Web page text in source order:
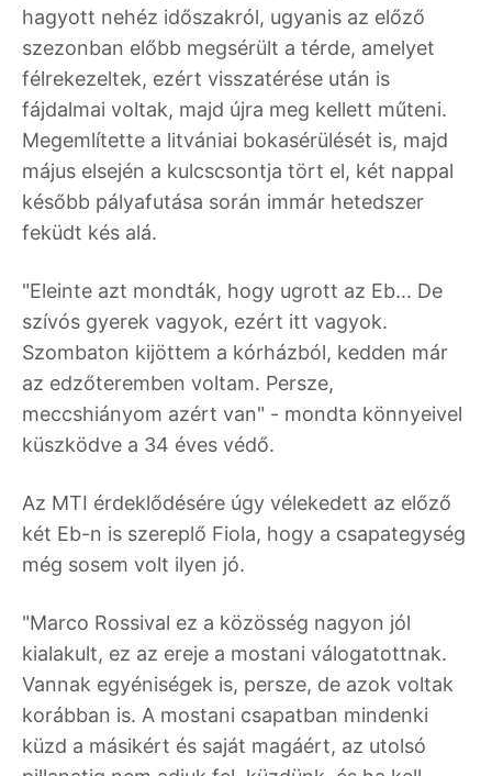
hagyott nehéz időszakról, ugyanis az előző
szezonban előbb megsérült a térde, amelyet
félrekezeltek, ezért visszatérése után is
fájdalmai voltak, majd újra meg kellett műteni.
Megemlítette a litvániai bokasérülését is, majd
május elsején a kulcscsontja tört el, két nappal
később pályafutása során immár hetedszer
feküdt kés alá.
"Eleinte azt mondták, hogy ugrott az Eb... De
szívós gyerek vagyok, ezért itt vagyok.
Szombaton kijöttem a kórházból, kedden már
az edzőteremben voltam. Persze,
meccshiányom azért van" - mondta könnyeivel
küszködve a 34 éves védő.
Az MTI érdeklődésére úgy vélekedett az előző
két Eb-n is szereplő Fiola, hogy a csapategység
még sosem volt ilyen jó.
"Marco Rossival ez a közösség nagyon jól
kialakult, ez az ereje a mostani válogatottnak.
Vannak egyéniségek is, persze, de azok voltak
korábban is. A mostani csapatban mindenki
küzd a másikért és saját magáért, az utolsó